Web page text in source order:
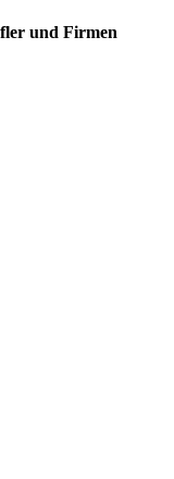
und Firmen